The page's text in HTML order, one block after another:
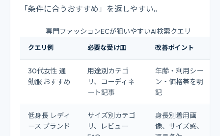
「条件に合うおすすめ」を返しやすい。
専門ファッションECが狙いやすいAI検索クエリ
クエリ例 必要な受け皿 改善ポイント
30代女性 通
勤服 おすすめ
用途別カテゴ
リ、コーディネ
ート記事
年齢・利用シー
ン・価格帯を明
記
低身長 レディ
ース ブランド
サイズ別カテゴ
リ、レビュー
身長別着用画
像、サイズ感、